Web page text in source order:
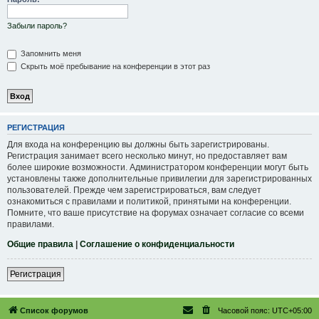
Забыли пароль?
Запомнить меня
Скрыть моё пребывание на конференции в этот раз
РЕГИСТРАЦИЯ
Для входа на конференцию вы должны быть зарегистрированы.
Регистрация занимает всего несколько минут, но предоставляет вам
более широкие возможности. Администратором конференции могут быть
установлены также дополнительные привилегии для зарегистрированных
пользователей. Прежде чем зарегистрироваться, вам следует
ознакомиться с правилами и политикой, принятыми на конференции.
Помните, что ваше присутствие на форумах означает согласие со всеми
правилами.
Общие правила | Соглашение о конфиденциальности
Регистрация
Список форумов Часовой пояс: UTC+05:00